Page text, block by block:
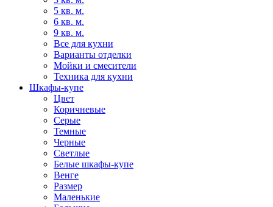
5 кв. м.
6 кв. м.
9 кв. м.
Все для кухни
Варианты отделки
Мойки и смесители
Техника для кухни
Шкафы-купе
Цвет
Коричневые
Серые
Темные
Черные
Светлые
Белые шкафы-купе
Венге
Размер
Маленькие